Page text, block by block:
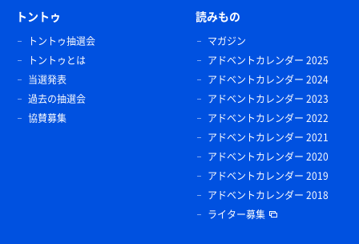
トントゥ
トントゥ抽選会
トントゥとは
当選発表
過去の抽選会
協賛募集
読みもの
マガジン
アドベントカレンダー 2025
アドベントカレンダー 2024
アドベントカレンダー 2023
アドベントカレンダー 2022
アドベントカレンダー 2021
アドベントカレンダー 2020
アドベントカレンダー 2019
アドベントカレンダー 2018
ライター募集